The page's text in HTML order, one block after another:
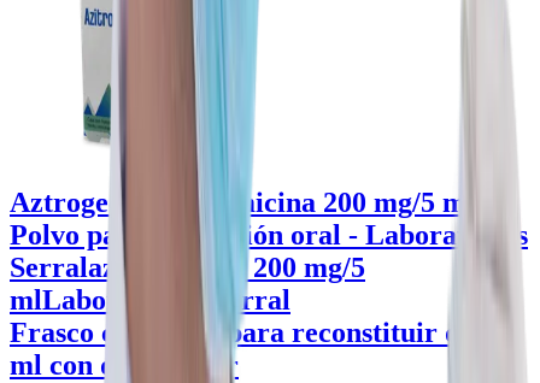
Aztrogecin Azitromicina 200 mg/5 ml
Polvo para suspensión oral - Laboratorios
Serralazitromicina 200 mg/5
mlLaboratorios Serral
Frasco con polvo para reconstituir de 15
ml con dosificador